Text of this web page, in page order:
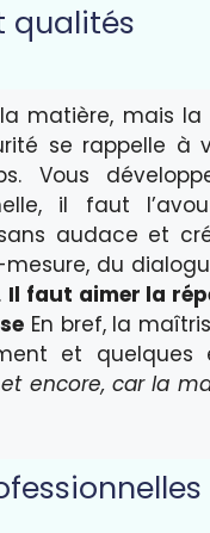
qualités
matière, mais la
se rappelle à
Vous
il faut
audace et
du
Il faut aimer la
En bref, la
et quelques
encore, car la